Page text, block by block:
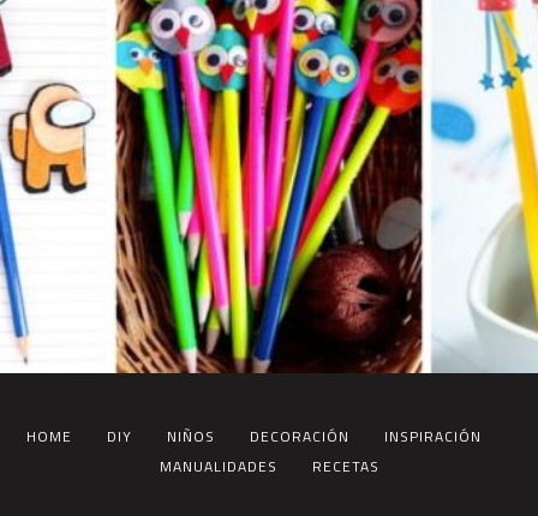
HOME DIY NIÑOS DECORACIÓN
INSPIRACIÓN
MANUALIDADES
RECETAS